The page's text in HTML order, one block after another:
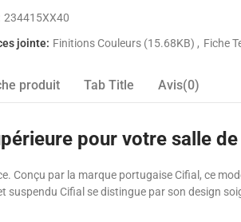
234415XX40
jointe: Finitions Couleurs (15.68KB) Fiche
produit Tab Title Avis(0)
pour votre salle
Conçu par la marque portugaise Cifial, ce
Cifial se distingue par son design